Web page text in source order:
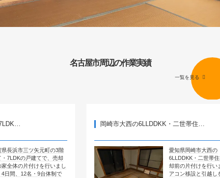
名古屋市周辺の作業実績
一覧を見る
元町の3階
てで、売却
を行いまし
9台体制で
岡崎市大西の6LLDDKK・二世帯住…
愛知県岡崎市大西の
6LLDDKK・二世帯住宅で、売
却前の片付けを行いました。エ
アコン移設と引越しを含めて4